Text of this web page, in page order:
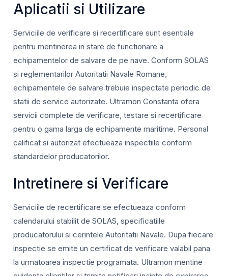
Aplicatii si Utilizare
Serviciile de verificare si recertificare sunt esentiale
pentru mentinerea in stare de functionare a
echipamentelor de salvare de pe nave. Conform SOLAS
si reglementarilor Autoritatii Navale Romane,
echipamentele de salvare trebuie inspectate periodic de
statii de service autorizate. Ultramon Constanta ofera
servicii complete de verificare, testare si recertificare
pentru o gama larga de echipamente maritime. Personal
calificat si autorizat efectueaza inspectiile conform
standardelor producatorilor.
Intretinere si Verificare
Serviciile de recertificare se efectueaza conform
calendarului stabilit de SOLAS, specificatiile
producatorului si cerintele Autoritatii Navale. Dupa fiecare
inspectie se emite un certificat de verificare valabil pana
la urmatoarea inspectie programata. Ultramon mentine